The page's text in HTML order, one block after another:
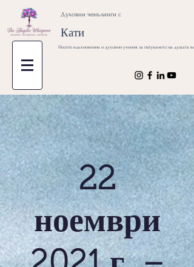
Кати
Духовни ченълинги с
Носете вдъхновение и духовни учения за пътуването на душата ви
22
ноември